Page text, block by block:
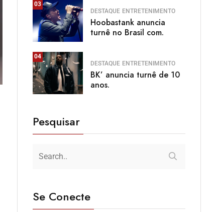
03
DESTAQUE ENTRETENIMENTO
Hoobastank anuncia
turnê no Brasil com.
04
DESTAQUE ENTRETENIMENTO
BK’ anuncia turnê de 10
anos.
Pesquisar
Se Conecte